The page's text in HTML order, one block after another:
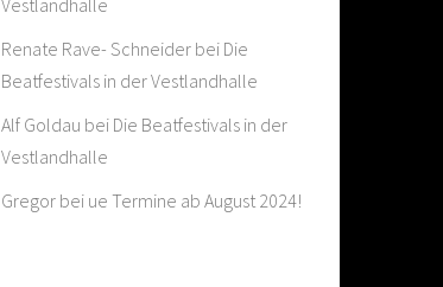
Renate Rave- Schneider bei Die
Beatfestivals in der Vestlandhalle
Alf Goldau bei Die Beatfestivals in der
Vestlandhalle
Gregor bei ue Termine ab August 2024!